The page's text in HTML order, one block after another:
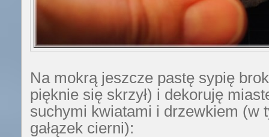
Na mokrą jeszcze pastę sypię
pięknie się skrzył) i dekoruję
suchymi kwiatami i drzewkiem (w
gałązek cierni):